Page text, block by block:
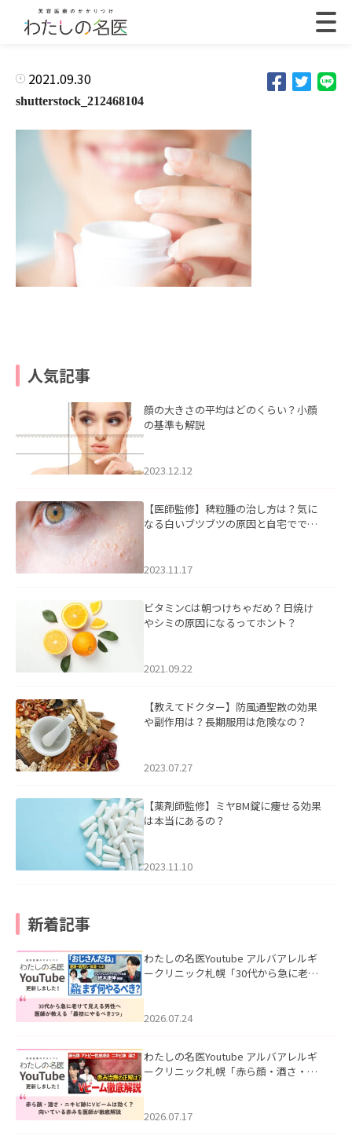
2021.09.30
shutterstock_212468104
人気記事
顔の大きさの平均はどのくらい？小顔
の基準も解説
2023.12.12
【医師監修】稗粒腫の治し方は？気に
なる白いブツブツの原因と自宅ででき
2023.11.17
ビタミンCは朝つけちゃだめ？日焼け
やシミの原因になるってホント？
2021.09.22
【教えてドクター】防風通聖散の効果
や副作用は？長期服用は危険なの？
2023.07.27
【薬剤師監修】ミヤBM錠に痩せる効果
は本当にあるの？
2023.11.10
新着記事
わたしの名医Youtube アルバアレルギ
ークリニック札幌「30代から急に老け
た。
2026.07.24
わたしの名医Youtube アルバアレルギ
ークリニック札幌「赤ら顔・酒さ・ニ
した。
2026.07.17